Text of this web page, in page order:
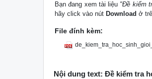
Bạn đang xem tài liệu "Đề kiểm
hãy click vào nút Download ở
File đính kèm:
Nội dung text: Đề kiểm tra